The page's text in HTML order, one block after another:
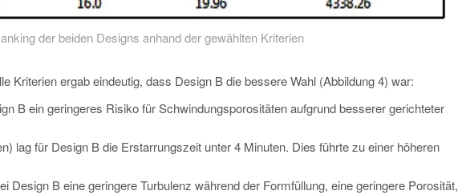
der beiden Designs anhand der gewählten Kriterien
Kriterien ergab eindeutig, dass Design B die bessere Wahl (Abbildung 4) war:
B ein geringeres Risiko für Schwindungsporositäten aufgrund besserer gerichteter
lag für Design B die Erstarrungszeit unter 4 Minuten. Dies führte zu einer höheren
Design B eine geringere Turbulenz während der Formfüllung, eine geringere Porosität,